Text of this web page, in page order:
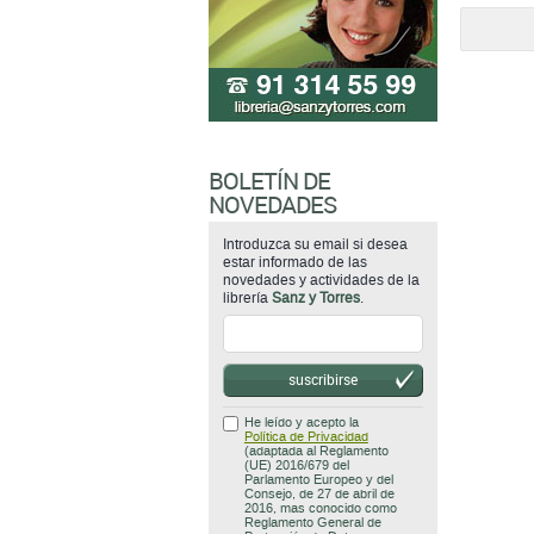
BOLETÍN DE
NOVEDADES
Introduzca su email si desea
estar informado de las
novedades y actividades de la
librería Sanz y Torres.
suscribirse
He leído y acepto la
Política de Privacidad
(adaptada al Reglamento
(UE) 2016/679 del
Parlamento Europeo y del
Consejo, de 27 de abril de
2016, mas conocido como
Reglamento General de